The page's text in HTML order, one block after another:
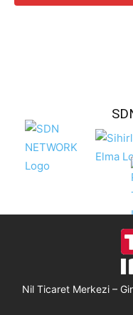
Nil Ticaret Merkezi –